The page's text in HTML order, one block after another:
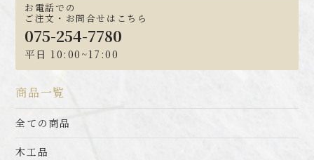
お電話での
ご注文・お問合せはこちら
075-254-7780
平日 10:00~17:00
商品一覧
全ての商品
木工品